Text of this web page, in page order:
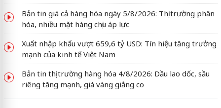
Bản tin giá cả hàng hóa ngày 5/8/2026: Thị trường phân
hóa, nhiều mặt hàng chịu áp lực
Xuất nhập khẩu vượt 659,6 tỷ USD: Tín hiệu tăng trưởng
mạnh của kinh tế Việt Nam
Bản tin thị trường hàng hóa 4/8/2026: Dầu lao dốc, sầu
riêng tăng mạnh, giá vàng giằng co